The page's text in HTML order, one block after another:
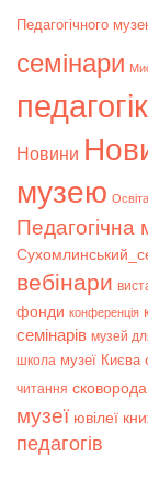
Педагогічного
семінари
Новини
музею
Педагогічна
вебінари
фонди конференція
семінарів музей
школа музеї Києва
читання
музеї ювілеї
педагогів